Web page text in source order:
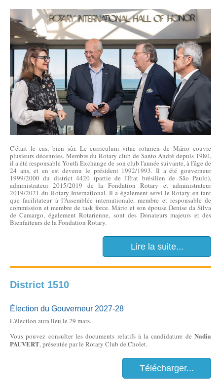
C'était le cas, bien sûr. Le curriculum vitae rotarien de Mário couvre
plusieurs décennies. Membre du Rotary club de Santo André depuis 1980,
il a été responsable Youth Exchange de son club l'année suivante, à l'âge de
24 ans, et en est devenu le président 1992/1993. Il a été gouverneur
1999/2000 du district 4420 (partie de l'État brésilien de São Paulo),
administrateur 2015/2019 de la Fondation Rotary et administrateur
2019/2021 du Rotary International. Il a également servi le Rotary en tant
que facilitateur à l’Assemblée internationale, membre et responsable de
commission et membre de task force. Mário et son épouse Denise da Silva
de Camargo, également Rotarienne, sont des Donateurs majeurs et des
Bienfaiteurs de la Fondation Rotary.
Lire la suite...
District 1510
Élection du Gouverneur 2027-28
L'élection aura lieu le 29 mars.
Vous pouvez consulter les documents relatifs à la candidature de Nadia
PAUVERT, présentée par le Rotary Club de Cholet.
Télécharger...